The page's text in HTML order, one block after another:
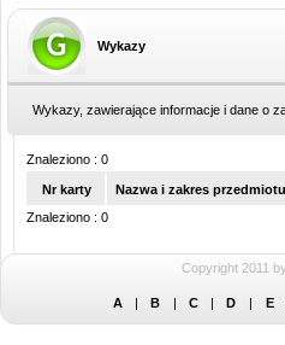
Wykazy
Wykazy, zawierające informacje i dane o
Znaleziono : 0
Nr karty Nazwa i zakres
Znaleziono : 0
Copyright 2011
A | B | C | D | E